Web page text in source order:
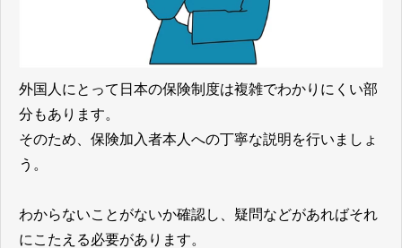
外国人にとって日本の保険制度は複雑でわかりにくい部
分もあります。
そのため、保険加入者本人への丁寧な説明を行いましょ
う。
わからないことがないか確認し、疑問などがあればそれ
にこたえる必要があります。